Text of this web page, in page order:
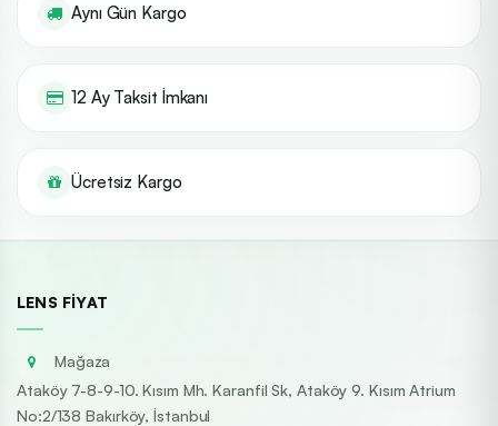
Aynı Gün Kargo
12 Ay Taksit İmkanı
Ücretsiz Kargo
LENS FIYAT
Mağaza
Ataköy 7-8-9-10. Kısım Mh. Karanfil Sk, Ataköy 9. Kısım Atrium
No:2/138 Bakırköy, İstanbul